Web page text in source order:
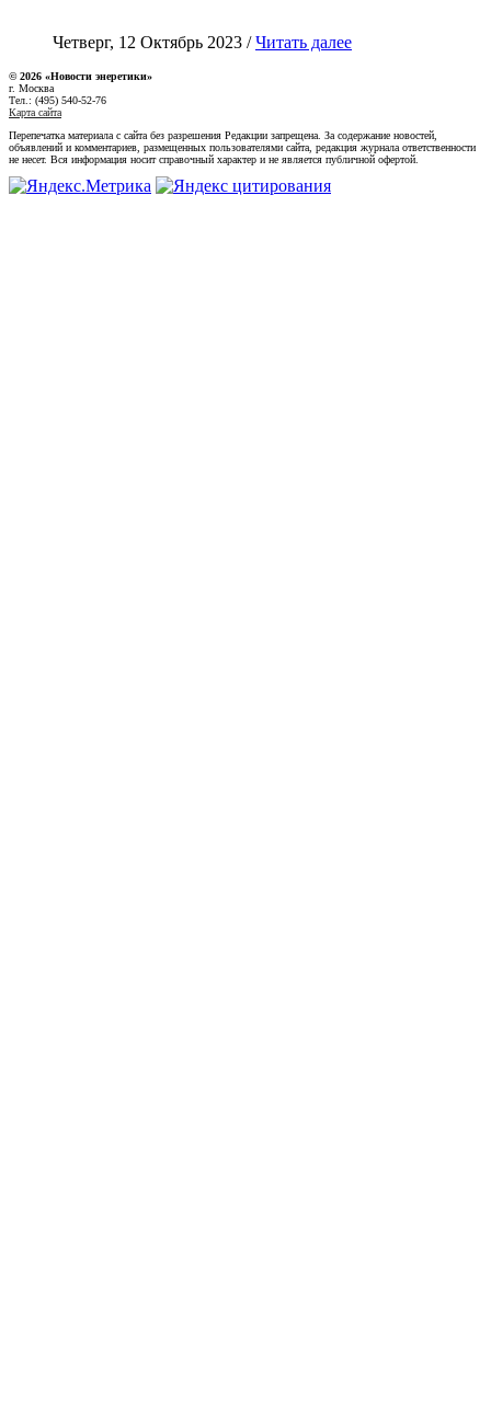
Четверг, 12 Октябрь 2023 /Читать далее
© 2026 «Новости энеретики»
г. Москва
Тел.: (495) 540-52-76
Карта сайта
Перепечатка материала с сайта без разрешения Редакции запрещена. За содержание новостей,
объявлений и комментариев, размещенных пользователями сайта, редакция журнала ответственности
не несет. Вся информация носит справочный характер и не является публичной офертой.